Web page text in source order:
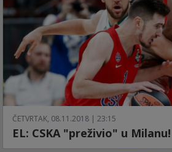
ČETVRTAK, 08.11.2018 | 23:15
EL: CSKA "preživio" u Milanu!